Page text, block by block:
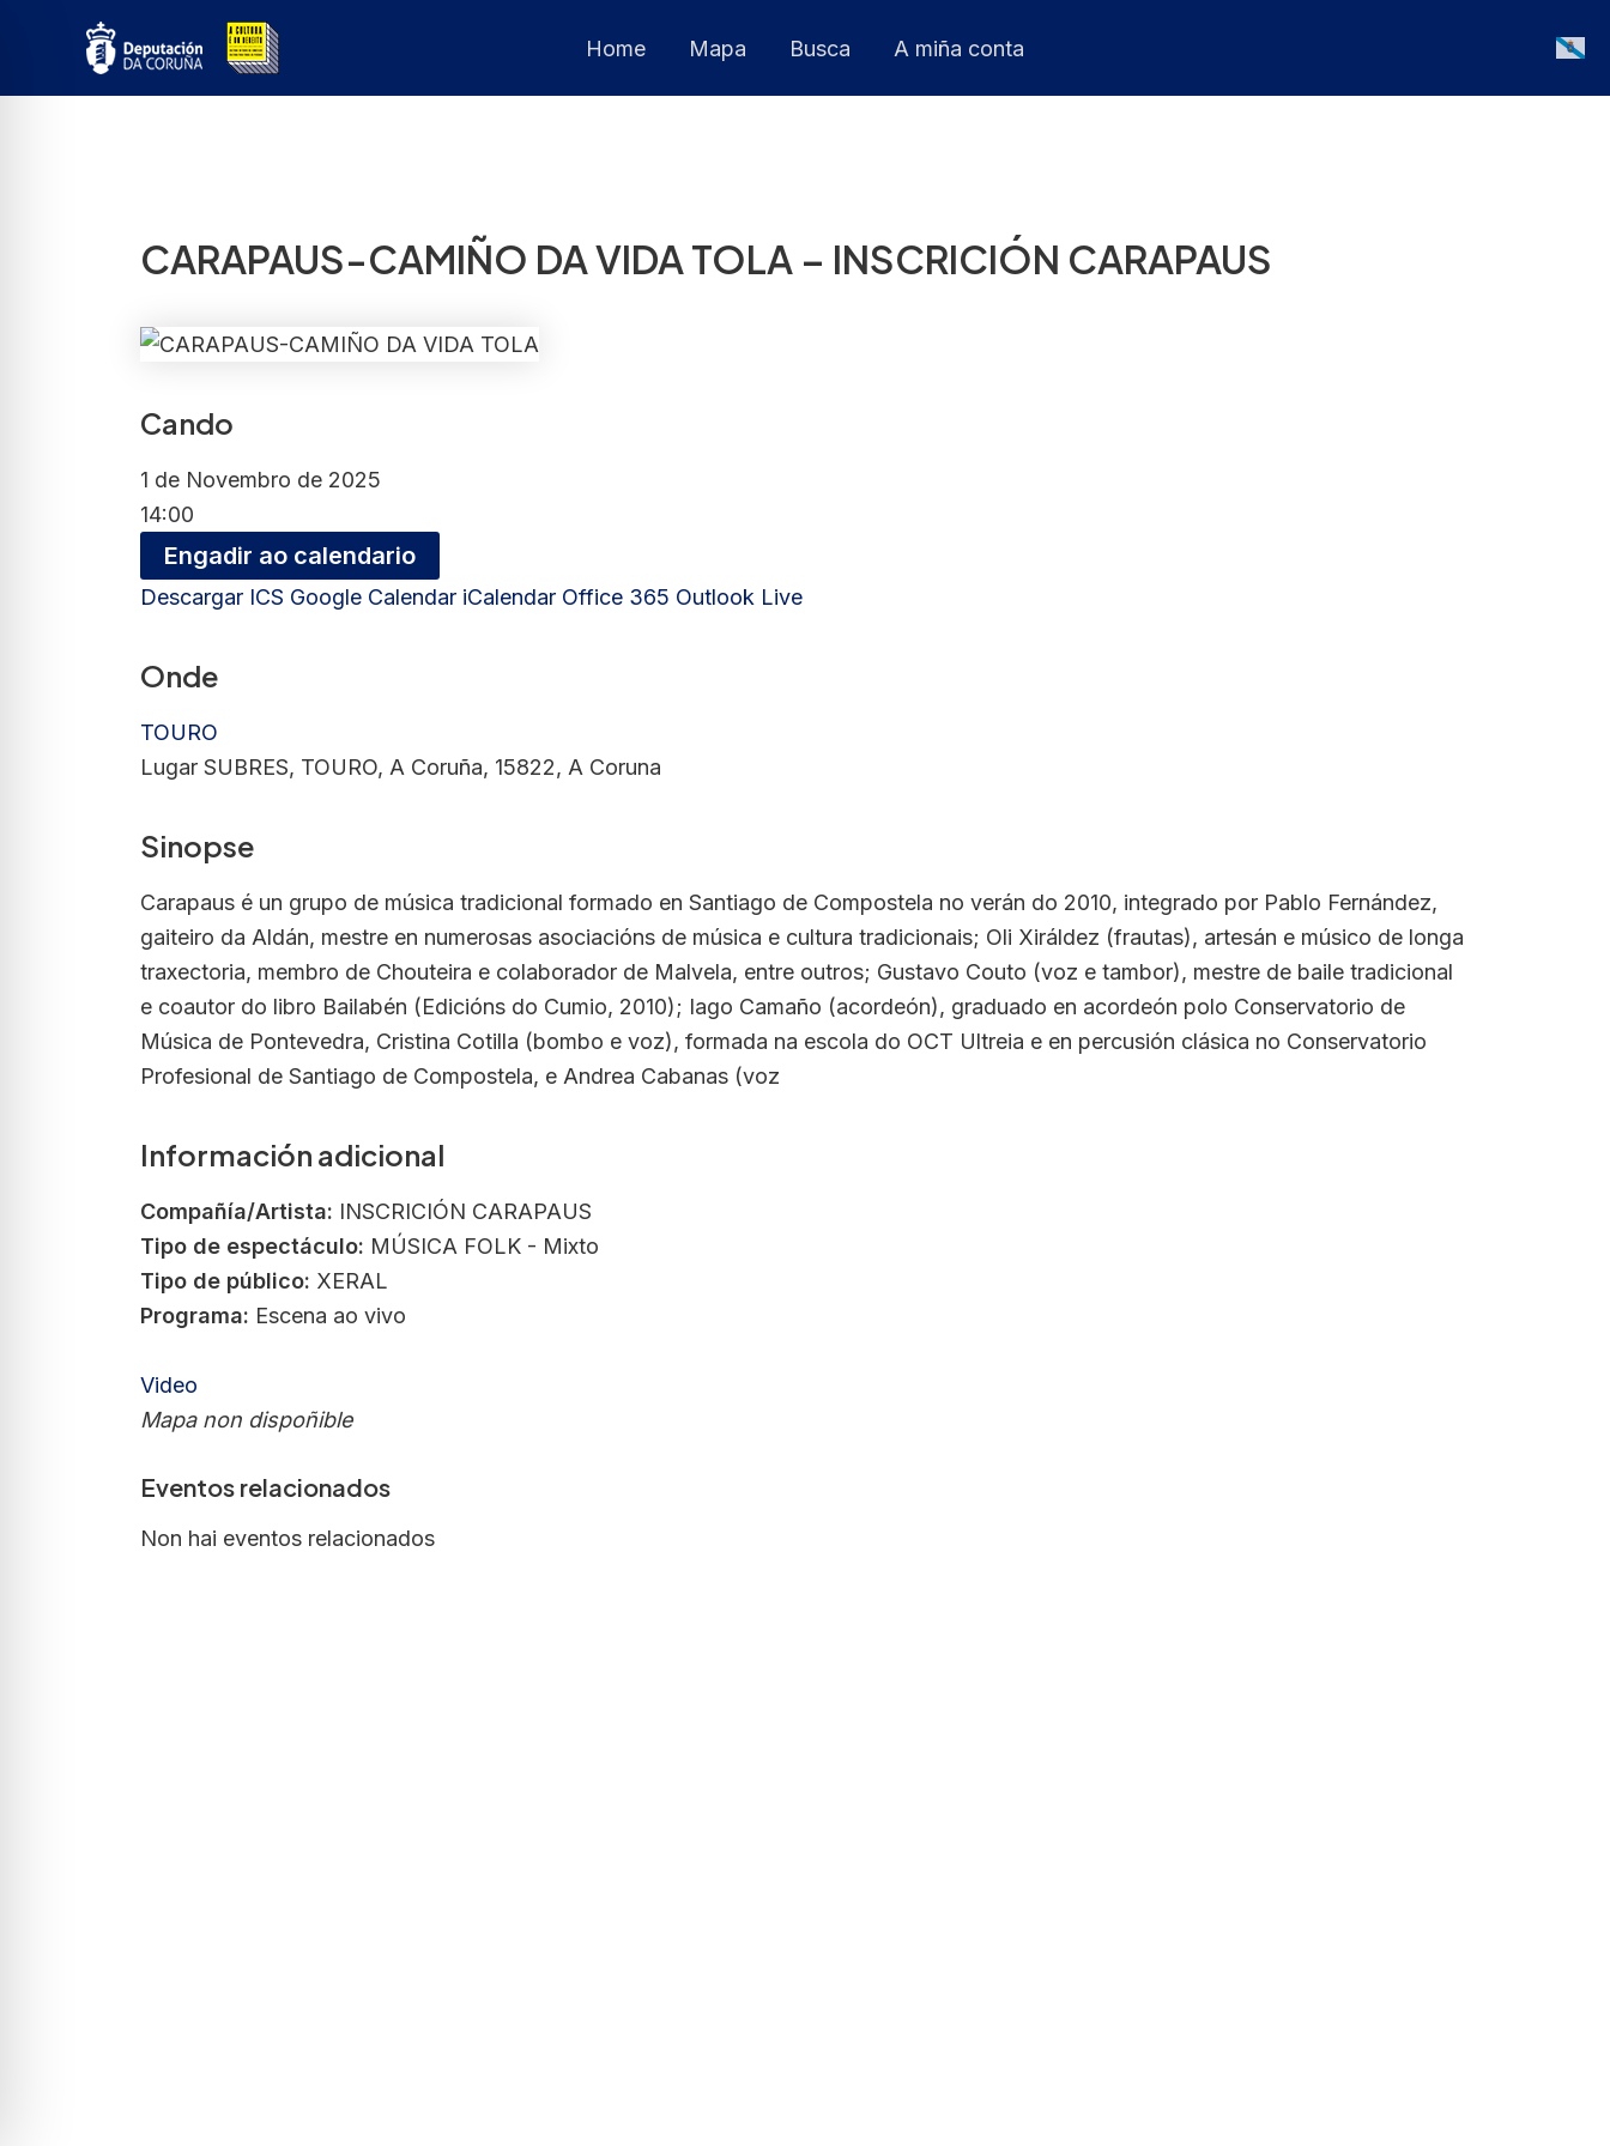
Home Mapa Busca A miña conta
Galician
CARAPAUS-CAMIÑO DA VIDA TOLA – INSCRICIÓN CARAPAUS
Cando
1 de Novembro de 2025
14:00
Engadir ao calendario
Descargar ICS Google Calendar iCalendar Office 365 Outlook Live
Onde
TOURO
Lugar SUBRES, TOURO, A Coruña, 15822, A Coruna
Sinopse
Carapaus é un grupo de música tradicional formado en Santiago de Compostela no verán do 2010, integrado por Pablo Fernández,
gaiteiro da Aldán, mestre en numerosas asociacións de música e cultura tradicionais; Oli Xiráldez (frautas), artesán e músico de longa
traxectoria, membro de Chouteira e colaborador de Malvela, entre outros; Gustavo Couto (voz e tambor), mestre de baile tradicional
e coautor do libro Bailabén (Edicións do Cumio, 2010); Iago Camaño (acordeón), graduado en acordeón polo Conservatorio de
Música de Pontevedra, Cristina Cotilla (bombo e voz), formada na escola do OCT Ultreia e en percusión clásica no Conservatorio
Profesional de Santiago de Compostela, e Andrea Cabanas (voz
Información adicional
Compañía/Artista: INSCRICIÓN CARAPAUS
Tipo de espectáculo: MÚSICA FOLK - Mixto
Tipo de público: XERAL
Programa: Escena ao vivo
Video
Mapa non dispoñible
Eventos relacionados
Non hai eventos relacionados